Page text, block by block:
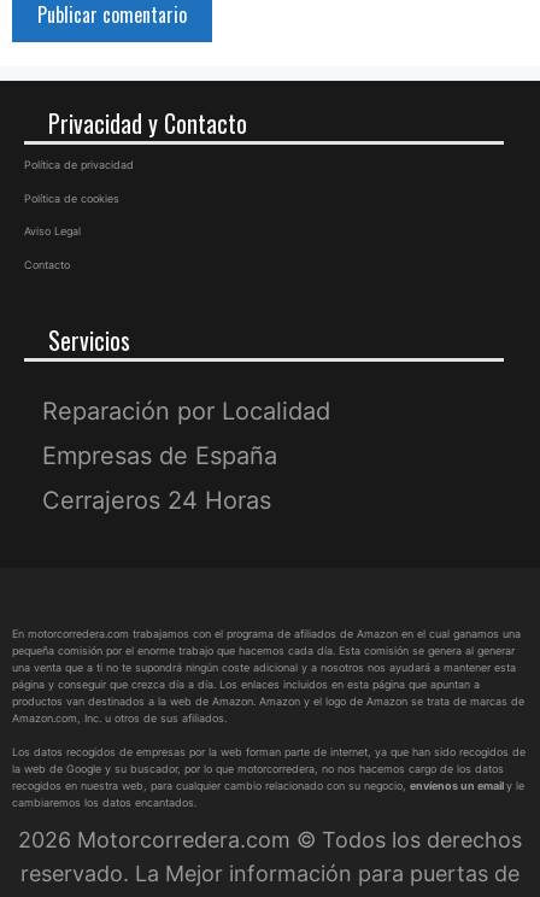
Privacidad y Contacto
Política de privacidad
Política de cookies
Aviso Legal
Contacto
Servicios
Reparación por Localidad
Empresas de España
Cerrajeros 24 Horas
En motorcorredera.com trabajamos con el programa de afiliados de Amazon en el cual ganamos una
pequeña comisión por el enorme trabajo que hacemos cada día. Esta comisión se genera al generar
una venta que a ti no te supondrá ningún coste adicional y a nosotros nos ayudará a mantener esta
página y conseguir que crezca día a día. Los enlaces incluidos en esta página que apuntan a
productos van destinados a la web de Amazon. Amazon y el logo de Amazon se trata de marcas de
Amazon.com, Inc. u otros de sus afiliados.
Los datos recogidos de empresas por la web forman parte de internet, ya que han sido recogidos de
la web de Google y su buscador, por lo que motorcorredera, no nos hacemos cargo de los datos
recogidos en nuestra web, para cualquier cambio relacionado con su negocio, envíenos un emaily le
cambiaremos los datos encantados.
2026 Motorcorredera.com © Todos los derechos
reservado. La Mejor información para puertas de